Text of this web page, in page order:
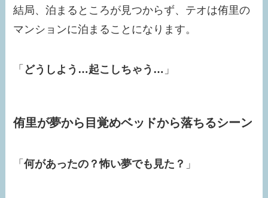
結局、泊まるところが見つからず、テオは侑里の
マンションに泊まることになります。
「 どうしよう…起こしちゃう… 」
侑里が夢から目覚めベッドから落ちるシーン
「何があったの？怖い夢でも見た？ 」